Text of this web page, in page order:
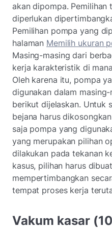
akan dipompa. Pemilihan
diperlukan
Pemilihan pompa yang
halaman Memilih ukuran
Masing-masing dari
kerja karakteristik di
Oleh karena itu, pompa
digunakan dalam
berikut dijelaskan. Untuk
bejana harus
saja pompa yang
yang merupakan pilihan
dilakukan pada tekanan
kasus, pilihan harus
mempertimbangkan
tempat proses kerja
Vakum kasar